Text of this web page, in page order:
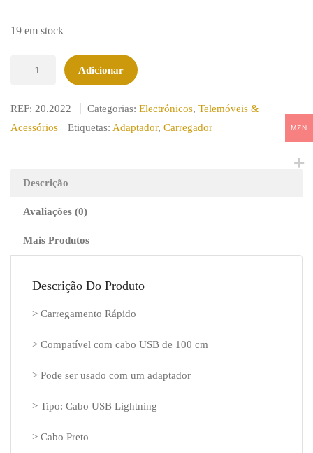
19 em stock
Adicionar
REF: 20.2022 Categorias: Electrónicos, Telemóveis &
Acessórios
Etiquetas: Adaptador, Carregador
Descrição
Avaliações (0)
Mais Produtos
Descrição Do Produto
> Carregamento Rápido
> Compatível com cabo USB de 100 cm
> Pode ser usado com um adaptador
> Tipo: Cabo USB Lightning
> Cabo Preto
MZN